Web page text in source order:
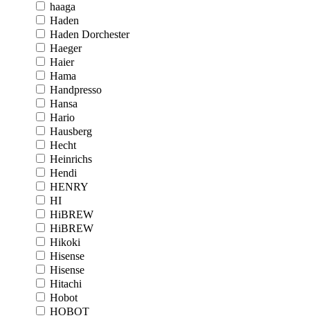
haaga
Haden
Haden Dorchester
Haeger
Haier
Hama
Handpresso
Hansa
Hario
Hausberg
Hecht
Heinrichs
Hendi
HENRY
HI
HiBREW
HiBREW
Hikoki
Hisense
Hisense
Hitachi
Hobot
HOBOT